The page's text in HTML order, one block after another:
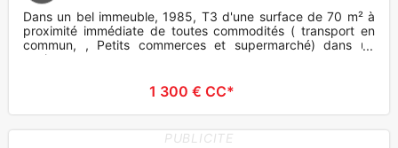
Dans un bel immeuble, 1985, T3 d'une surface de 70 m² à
proximité immédiate de toutes commodités ( transport en
commun, , Petits commerces et supermarché) dans un
environnement, c
1 300 € CC*
PUBLICITE